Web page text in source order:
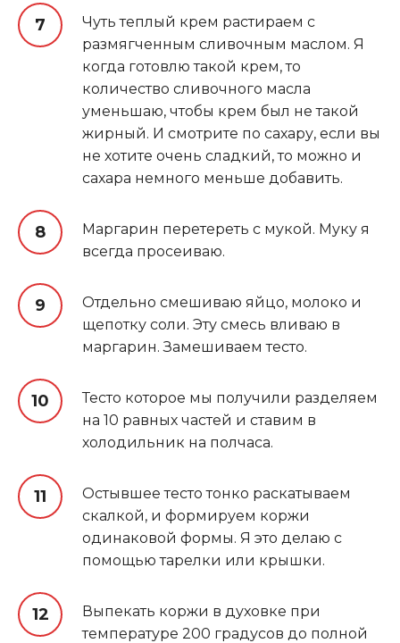
Чуть теплый крем растираем с
размягченным сливочным маслом. Я
когда готовлю такой крем, то
количество сливочного масла
уменьшаю, чтобы крем был не такой
жирный. И смотрите по сахару, если вы
не хотите очень сладкий, то можно и
сахара немного меньше добавить.
Маргарин перетереть с мукой. Муку я
всегда просеиваю.
Отдельно смешиваю яйцо, молоко и
щепотку соли. Эту смесь вливаю в
маргарин. Замешиваем тесто.
Тесто которое мы получили разделяем
на 10 равных частей и ставим в
холодильник на полчаса.
Остывшее тесто тонко раскатываем
скалкой, и формируем коржи
одинаковой формы. Я это делаю с
помощью тарелки или крышки.
Выпекать коржи в духовке при
температуре 200 градусов до полной